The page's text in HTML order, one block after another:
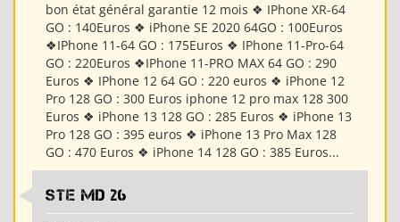
bon état général garantie 12 mois ❖ IPhone XR-64
GO : 140Euros ❖ iPhone SE 2020 64GO : 100Euros
❖IPhone 11-64 GO : 175Euros ❖ IPhone 11-Pro-64
GO : 220Euros ❖IPhone 11-PRO MAX 64 GO : 290
Euros ❖ IPhone 12 64 GO : 220 euros ❖ iPhone 12
Pro 128 GO : 300 Euros iphone 12 pro max 128 300
Euros ❖ iPhone 13 128 GO : 285 Euros ❖ iPhone 13
Pro 128 GO : 395 euros ❖ iPhone 13 Pro Max 128
GO : 470 Euros ❖ iPhone 14 128 GO : 385 Euros...
Ste md 26